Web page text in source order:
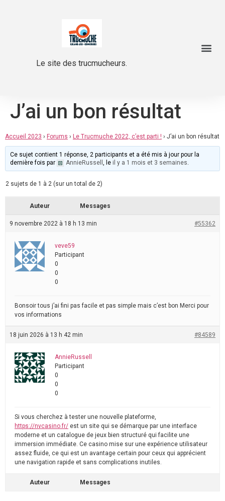
Le site des trucmucheurs.
J’ai un bon résultat
Accueil 2023 › Forums › Le Trucmuche 2022, c’est parti ! › J’ai un bon résultat
Ce sujet contient 1 réponse, 2 participants et a été mis à jour pour la
dernière fois par
AnnieRussell, le il y a 1 mois et 3 semaines.
2 sujets de 1 à 2 (sur un total de 2)
Auteur Messages
9 novembre 2022 à 18 h 13 min #55362
veve59
Participant
0
0
0
Bonsoir tous j’ai fini pas facile et pas simple mais c’est bon Merci pour
vos informations
18 juin 2026 à 13 h 42 min #84589
AnnieRussell
Participant
0
0
0
Si vous cherchez à tester une nouvelle plateforme,
https://nvcasino.fr/ est un site qui se démarque par une interface
moderne et un catalogue de jeux bien structuré qui facilite une
immersion immédiate. Ce casino mise sur une expérience utilisateur
assez fluide, ce qui est un avantage certain pour ceux qui apprécient
une navigation rapide et sans complications inutiles.
Auteur Messages